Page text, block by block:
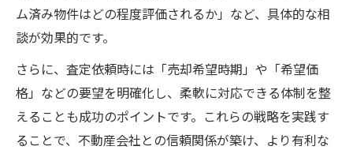
ム済み物件はどの程度評価されるか」など、具体的な相
談が効果的です。
さらに、査定依頼時には「売却希望時期」や「希望価
格」などの要望を明確化し、柔軟に対応できる体制を整
えることも成功のポイントです。これらの戦略を実践す
ることで、不動産会社との信頼関係が築け、より有利な